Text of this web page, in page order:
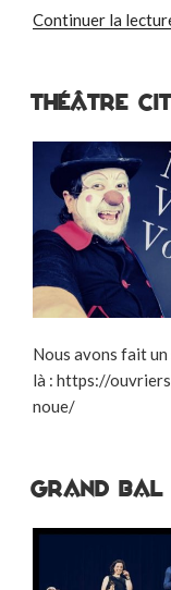
Continuer la
Théâtre
Nous avons fait
là : https://
noue/
Grand Bal